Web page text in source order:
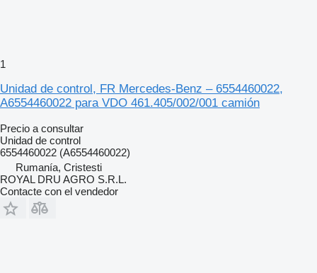
1
Unidad de control, FR Mercedes-Benz – 6554460022,
A6554460022 para VDO 461.405/002/001 camión
Precio a consultar
Unidad de control
6554460022 (A6554460022)
Rumanía, Cristesti
ROYAL DRU AGRO S.R.L.
Contacte con el vendedor